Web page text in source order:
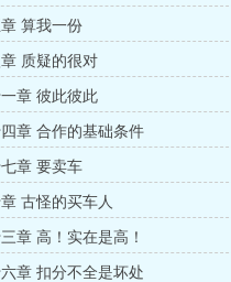
算我一份
质疑的很对
章 彼此彼此
章 合作的基础条件
章 要卖车
古怪的买车人
章 高！实在是高！
章 扣分不全是坏处